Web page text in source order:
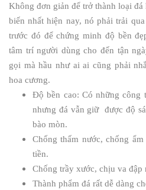
Không đơn giản để trở thành loại
biến nhất hiện nay, nó phải trải
trước đó để chứng minh độ bền
tâm trí người dùng cho đến tận
gọi mà hầu như ai ai cũng phải
hoa cương.
Độ bền cao: Có những công
nhưng đá vẫn giữ được độ
bào mòn.
Chống thấm nước, chống
tiền.
Chống trầy xước, chịu va đập
Thành phẩm đá rất dễ dàng